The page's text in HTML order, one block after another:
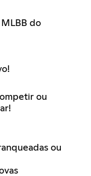
do
ou
ou